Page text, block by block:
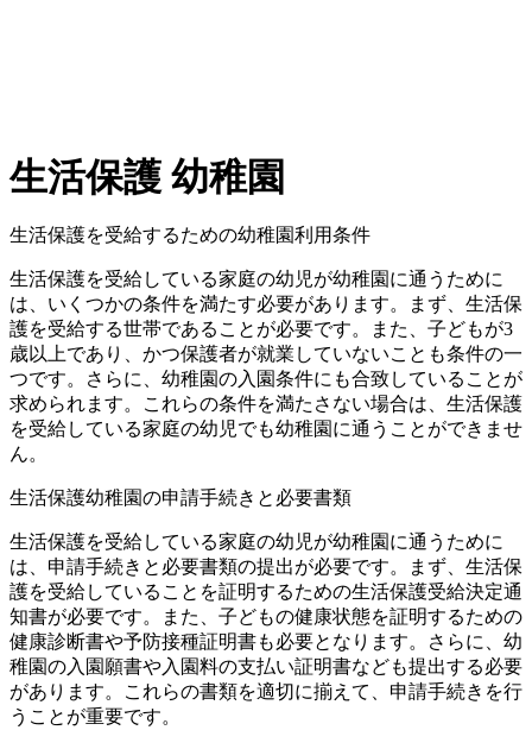
生活保護 幼稚園
生活保護を受給するための幼稚園利用条件
生活保護を受給している家庭の幼児が幼稚園に通うために
は、いくつかの条件を満たす必要があります。まず、生活保
護を受給する世帯であることが必要です。また、子どもが3
歳以上であり、かつ保護者が就業していないことも条件の一
つです。さらに、幼稚園の入園条件にも合致していることが
求められます。これらの条件を満たさない場合は、生活保護
を受給している家庭の幼児でも幼稚園に通うことができませ
ん。
生活保護幼稚園の申請手続きと必要書類
生活保護を受給している家庭の幼児が幼稚園に通うために
は、申請手続きと必要書類の提出が必要です。まず、生活保
護を受給していることを証明するための生活保護受給決定通
知書が必要です。また、子どもの健康状態を証明するための
健康診断書や予防接種証明書も必要となります。さらに、幼
稚園の入園願書や入園料の支払い証明書なども提出する必要
があります。これらの書類を適切に揃えて、申請手続きを行
うことが重要です。